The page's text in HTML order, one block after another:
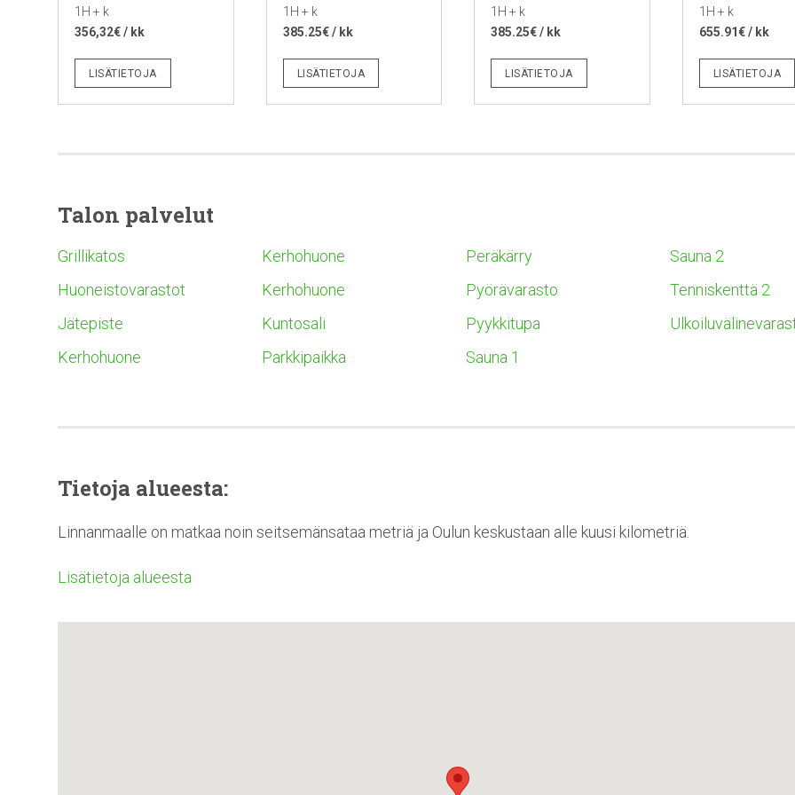
1H + k
356,32€ / kk
LISÄTIETOJA
1H + k
385.25€ / kk
LISÄTIETOJA
1H + k
385.25€ / kk
LISÄTIETOJA
1H + k
655.91€ / kk
LISÄTIETOJA
Talon palvelut
Grillikatos
Huoneistovarastot
Jätepiste
Kerhohuone
Kerhohuone
Kerhohuone
Kuntosali
Parkkipaikka
Peräkärry
Pyörävarasto
Pyykkitupa
Sauna 1
Sauna 2
Tenniskenttä 2
Tietoja alueesta:
Linnanmaalle on matkaa noin seitsemänsataa metriä ja Oulun keskustaan alle kuusi kilometriä.
Lisätietoja alueesta